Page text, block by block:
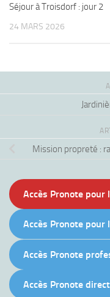
Séjour à Troisdorf : jour 2
24 MARS 2026
Mission propreté :
Accès Pronote pour
Accès Pronote pour
Accès Pronote
Accès Pronote